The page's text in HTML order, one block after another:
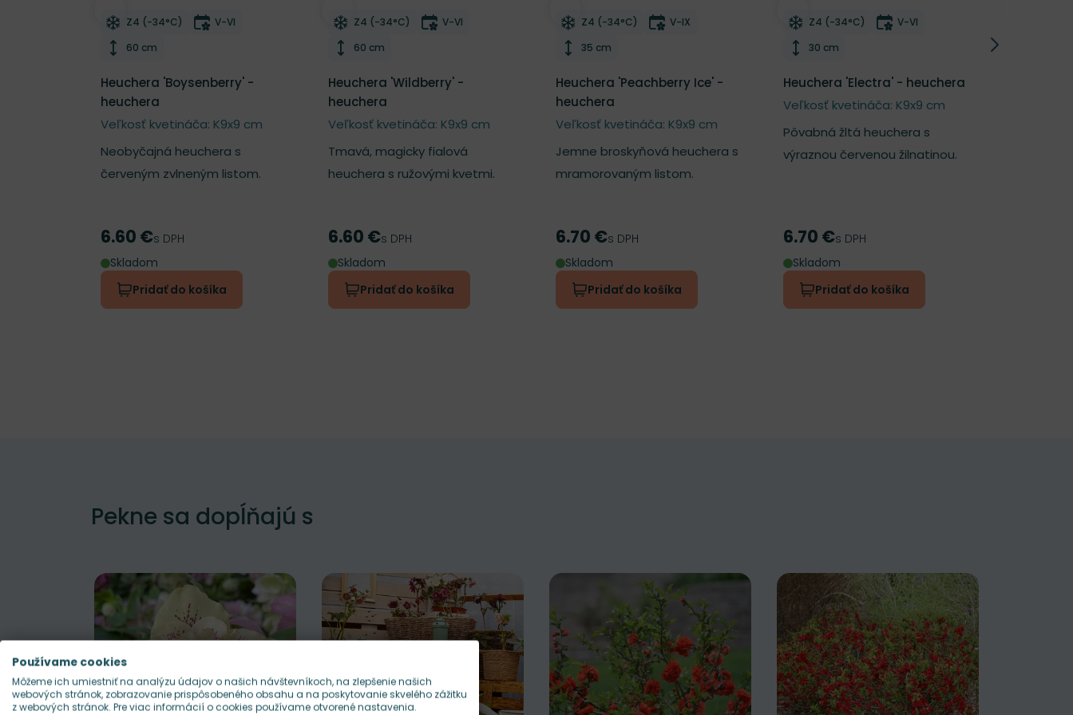
Odober do zoznamu želaní
Mrazuvzdornosť
Z4 (-34°C) Doba kvitnutia
V-VI
Výška rastliny
60 cm
Heuchera 'Boysenberry' -
heuchera
Veľkosť kvetináča: K9x9 cm
Neobyčajná heuchera s
červeným zvlneným listom.
Cena
6.60 €s DPH
Skladom
Pridať do košíka
Odober do zoznamu želaní
Mrazuvzdornosť
Z4 (-34°C) Doba kvitnutia
V-VI
Výška rastliny
60 cm
Heuchera 'Wildberry' -
heuchera
Veľkosť kvetináča: K9x9 cm
Tmavá, magicky fialová
heuchera s ružovými kvetmi.
Cena
6.60 €s DPH
Skladom
Pridať do košíka
Odober do zoznamu želaní
Mrazuvzdornosť
Z4 (-34°C) Doba kvitnutia
V-IX
Výška rastliny
35 cm
Heuchera 'Peachberry Ice' -
heuchera
Veľkosť kvetináča: K9x9 cm
Jemne broskyňová heuchera s
mramorovaným listom.
Cena
6.70 €s DPH
Skladom
Pridať do košíka
Odober do zoznamu želaní
Mrazuvzdornosť
Z4 (-34°C) Doba kvitnutia
V-VI
Výška rastliny
30 cm
Heuchera 'Electra' - heuchera
Veľkosť kvetináča: K9x9 cm
Pôvabná žltá heuchera s
výraznou červenou žilnatinou.
Cena
6.70 €s DPH
Skladom
Pridať do košíka
Pekne sa dopĺňajú s
Používame cookies
Môžeme ich umiestniť na analýzu údajov o našich návštevníkoch, na zlepšenie našich
webových stránok, zobrazovanie prispôsobeného obsahu a na poskytovanie skvelého zážitku
z webových stránok. Pre viac informácií o cookies používame otvorené nastavenia.